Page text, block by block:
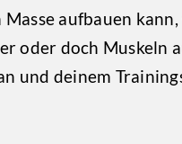
aufbauen
oder doch Muskeln
und deinem